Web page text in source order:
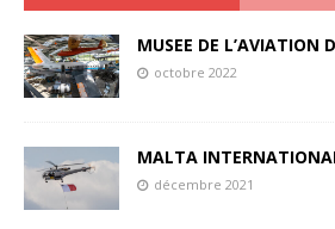
MUSEE DE L’AVIATION
octobre 2022
MALTA
décembre 2021